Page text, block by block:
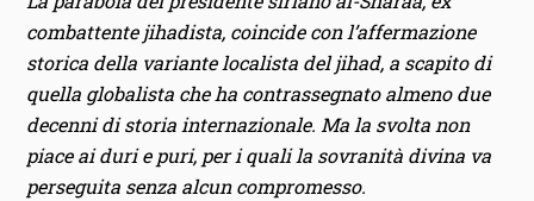
combattente jihadista, coincide con l’affermazione
storica della variante localista del jihad, a scapito di
quella globalista che ha contrassegnato almeno due
decenni di storia internazionale. Ma la svolta non
piace ai duri e puri, per i quali la sovranità divina va
perseguita senza alcun compromesso.